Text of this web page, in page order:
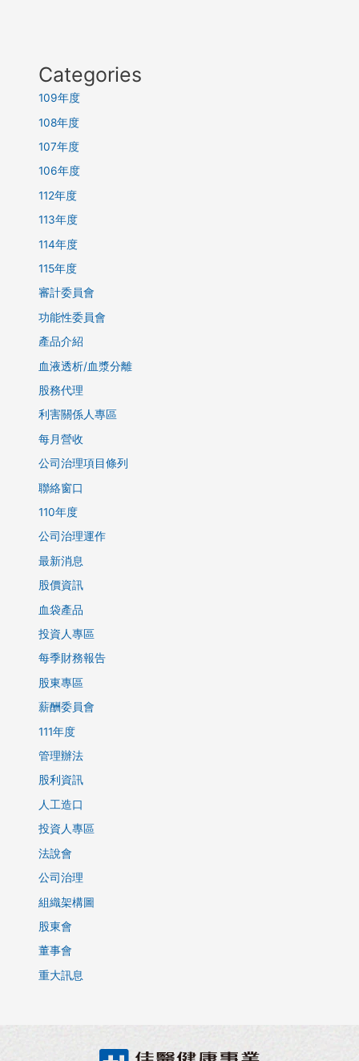
Categories
109年度
108年度
107年度
106年度
112年度
113年度
114年度
115年度
審計委員會
功能性委員會
產品介紹
血液透析/血漿分離
股務代理
利害關係人專區
每月營收
公司治理項目條列
聯絡窗口
110年度
公司治理運作
最新消息
股價資訊
血袋產品
投資人專區
每季財務報告
股東專區
薪酬委員會
111年度
管理辦法
股利資訊
人工造口
投資人專區
法說會
公司治理
組織架構圖
股東會
董事會
重大訊息